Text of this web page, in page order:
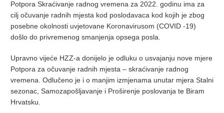
Potpora Skraćivanje radnog vremena za 2022. godinu ima za
cilj očuvanje radnih mjesta kod poslodavaca kod kojih je zbog
posebne okolnosti uvjetovane Koronavirusom (COVID -19)
došlo do privremenog smanjenja opsega posla.
Upravno vijeće HZZ-a donijelo je odluku o usvajanju nove mjere
Potpora za očuvanje radnih mjesta – skraćivanje radnog
vremena. Odlučeno je i o manjim izmjenama unutar mjera Stalni
sezonac, Samozapošljavanje i Proširenje poslovanja te Biram
Hrvatsku.